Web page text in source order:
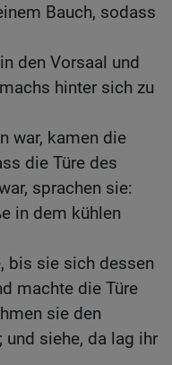
Bauch, sodass
den Vorsaal und
hinter sich zu
war, kamen die
die Türe des
sprachen sie:
in dem kühlen
bis sie sich dessen
machte die Türe
sie den
siehe, da lag ihr